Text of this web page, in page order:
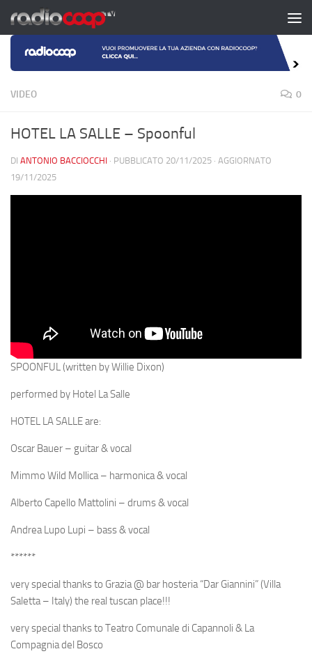
Salta al contenuto
VIDEO 0
HOTEL LA SALLE – Spoonful
DI ANTONIO BACCIOCCHI · PUBBLICATO 20/11/2025 · AGGIORNATO
19/11/2025
SPOONFUL (written by Willie Dixon)
performed by Hotel La Salle
HOTEL LA SALLE are:
Oscar Bauer – guitar & vocal
Mimmo Wild Mollica – harmonica & vocal
Alberto Capello Mattolini – drums & vocal
Andrea Lupo Lupi – bass & vocal
******
very special thanks to Grazia @ bar hosteria “Dar Giannini” (Villa
Saletta – Italy) the real tuscan place!!!
very special thanks to Teatro Comunale di Capannoli & La
Compagnia del Bosco